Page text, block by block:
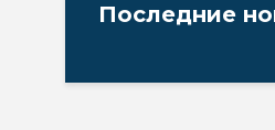
Последние